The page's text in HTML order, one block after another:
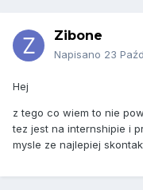
Zibone
Napisano 23
Hej
z tego co wiem to nie
tez jest na internshipie i
mysle ze najlepiej